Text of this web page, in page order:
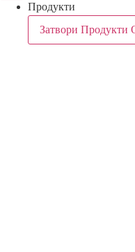
Продукти
Затвори Продукти